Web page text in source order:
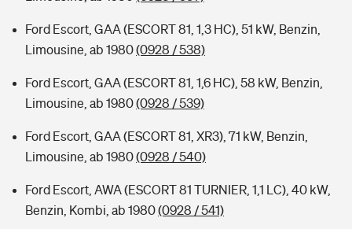
Ford Escort, GAA (ESCORT 81, 1,3 HC), 51 kW, Benzin,
Limousine, ab 1980(0928 / 538)
Ford Escort, GAA (ESCORT 81, 1,6 HC), 58 kW, Benzin,
Limousine, ab 1980(0928 / 539)
Ford Escort, GAA (ESCORT 81, XR3), 71 kW, Benzin,
Limousine, ab 1980(0928 / 540)
Ford Escort, AWA (ESCORT 81 TURNIER, 1,1 LC), 40 kW,
Benzin, Kombi, ab 1980(0928 / 541)